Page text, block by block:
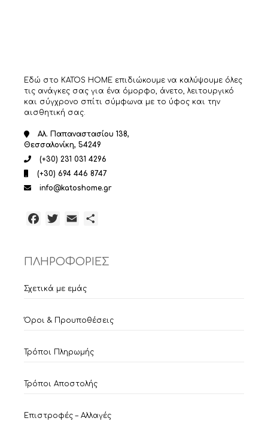
Εδώ στο KATOS HOME επιδιώκουμε να καλύψουμε όλες
τις ανάγκες σας για ένα όμορφο, άνετο, λειτουργικό
και σύγχρονο σπίτι σύμφωνα με το ύφος και την
αισθητική σας.
Αλ. Παπαναστασίου 138,
Θεσσαλονίκη, 54249
(+30) 231 031 4296
(+30) 694 446 8747
info@katoshome.gr
Facebook
TwitterEmail
ΠΛΗΡΟΦΟΡΙΕΣ
Σχετικά με εμάς
Όροι & Προυποθέσεις
Τρόποι Πληρωμής
Τρόποι Αποστολής
Επιστροφές – Αλλαγές